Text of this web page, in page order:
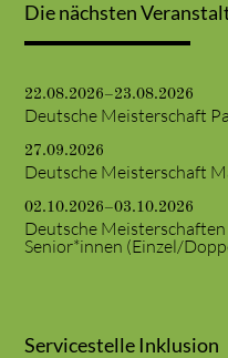
Die nächsten
22.08.2026–23.08.2026
Deutsche Meisterschaft
27.09.2026
Deutsche Meisterschaft
02.10.2026–03.10.2026
Deutsche
Senior*innen (Einzel/
Servicestelle Inklusion